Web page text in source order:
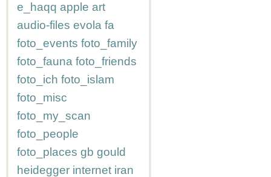
e_haqq apple art
audio-files evola fa
foto_events foto_family
foto_fauna foto_friends
foto_ich foto_islam
foto_misc
foto_my_scan
foto_people
foto_places gb gould
heidegger internet iran